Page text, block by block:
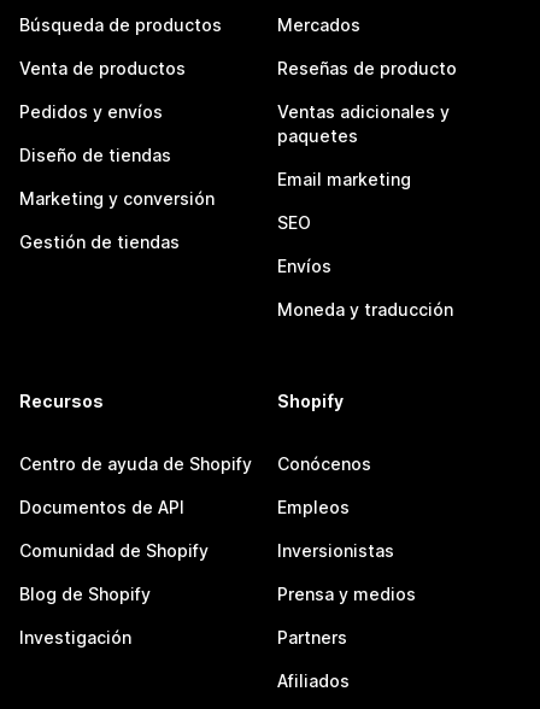
Búsqueda de productos
Venta de productos
Pedidos y envíos
Diseño de tiendas
Marketing y conversión
Gestión de tiendas
Mercados
Reseñas de producto
Ventas adicionales y
paquetes
Email marketing
SEO
Envíos
Moneda y traducción
Recursos
Centro de ayuda de Shopify
Documentos de API
Comunidad de Shopify
Blog de Shopify
Investigación
Shopify
Conócenos
Empleos
Inversionistas
Prensa y medios
Partners
Afiliados